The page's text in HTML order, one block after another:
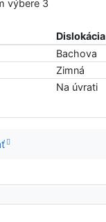
výbere 3
Dislokácia
Bachova
Zimná
Na úvrati